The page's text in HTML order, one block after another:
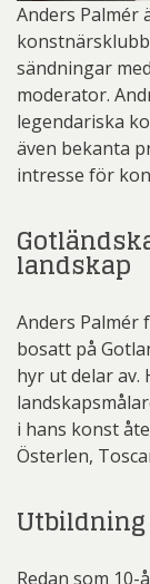
Anders Palmér
sändningar med
moderator.
legendariska
även bekanta
intresse för
landskap
Anders Palmér
bosatt på
hyr ut delar av.
i hans konst
Österlen,
Utbildning
Redan som